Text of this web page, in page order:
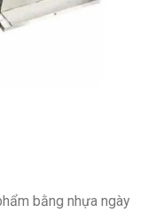
bằng nhựa ngày